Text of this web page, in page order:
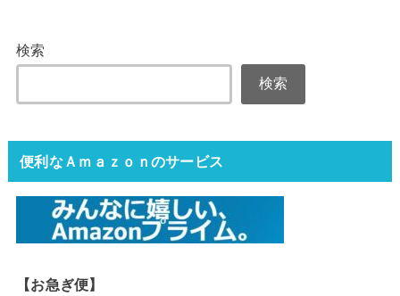
検索
検索
便利なＡｍａｚｏｎのサービス
【お急ぎ便】